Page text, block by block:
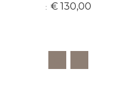
€ 130,00